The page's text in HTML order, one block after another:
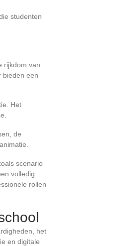
studenten
rijkdom van
bieden een
Het
de
scenario
volledig
rollen
het
en digitale